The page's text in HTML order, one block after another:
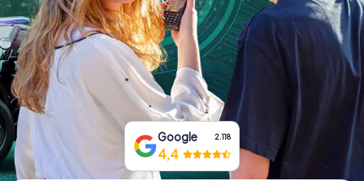
Tickets buchen
Gutscheine bestellen
Google 2.118
4,4